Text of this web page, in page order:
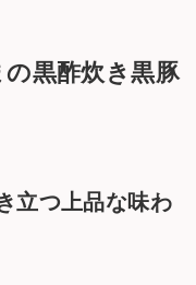
黒酢炊き黒豚
立つ上品な味わ